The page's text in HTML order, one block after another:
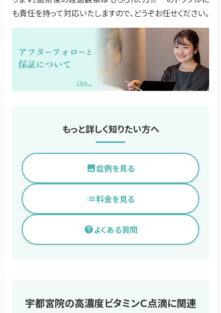
も責任を持って対応いたしますので、どうぞお任せください。
もっと詳しく知りたい方へ
症例を見る
料金を見る
よくある質問
宇都宮院の高濃度ビタミンＣ点滴に関連